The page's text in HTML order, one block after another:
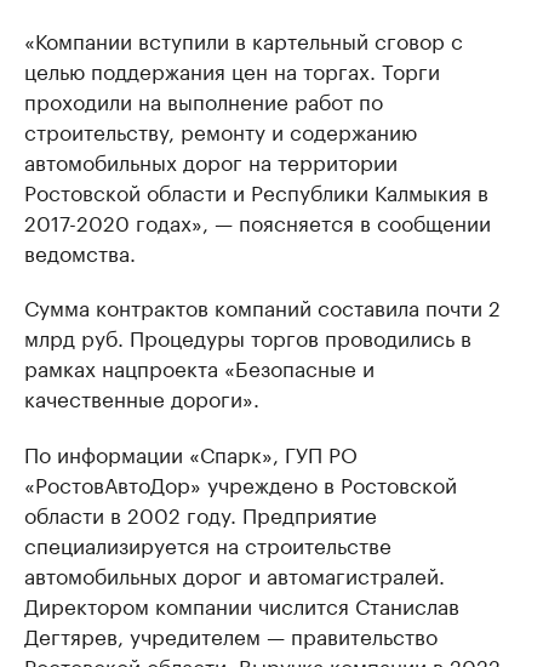
«Компании вступили в картельный сговор с
целью поддержания цен на торгах. Торги
проходили на выполнение работ по
строительству, ремонту и содержанию
автомобильных дорог на территории
Ростовской области и Республики Калмыкия в
2017-2020 годах», — поясняется в сообщении
ведомства.
Сумма контрактов компаний составила почти 2
млрд руб. Процедуры торгов проводились в
рамках нацпроекта «Безопасные и
качественные дороги».
По информации «Спарк», ГУП РО
«РостовАвтоДор» учреждено в Ростовской
области в 2002 году. Предприятие
специализируется на строительстве
автомобильных дорог и автомагистралей.
Директором компании числится Станислав
Дегтярев, учредителем — правительство